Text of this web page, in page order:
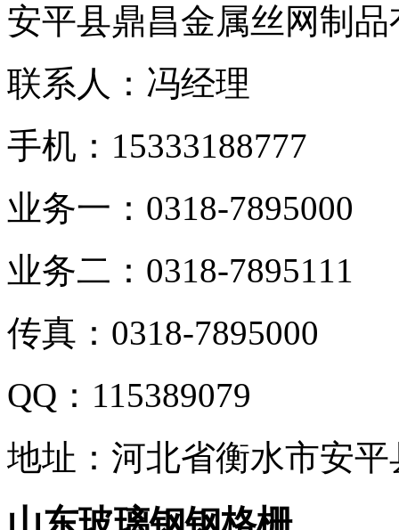
安平县鼎昌金属丝网制
联系人：冯经理
手机：15333188777
业务一：0318-7895000
业务二：0318-7895111
传真：0318-7895000
QQ：115389079
地址：河北省衡水市安